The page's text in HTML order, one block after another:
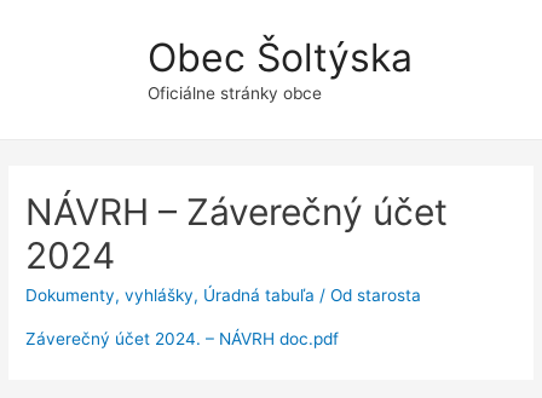
Obec Šoltýska
Oficiálne stránky obce
NÁVRH – Záverečný účet
2024
Dokumenty, vyhlášky, Úradná tabuľa / Od starosta
Záverečný účet 2024. – NÁVRH doc.pdf